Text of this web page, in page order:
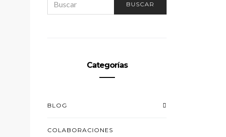
FOR:
BUSCAR
Categorías
BLOG
COLABORACIONES